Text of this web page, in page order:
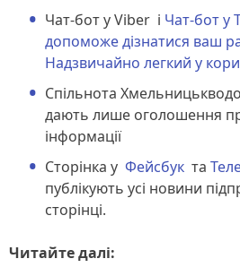
Чат-бот у Viber і Чат-бот у
допоможе дізнатися ваш
Надзвичайно легкий у
Спільнота
дають лише оголошення
інформації
Сторінка у Фейсбук та
публікують усі новини
сторінці.
Читайте далі: